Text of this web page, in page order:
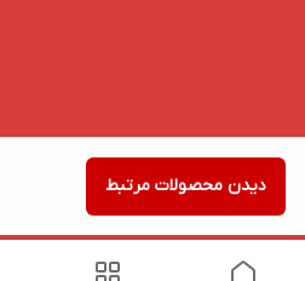
دیدن محصولات مرتبط